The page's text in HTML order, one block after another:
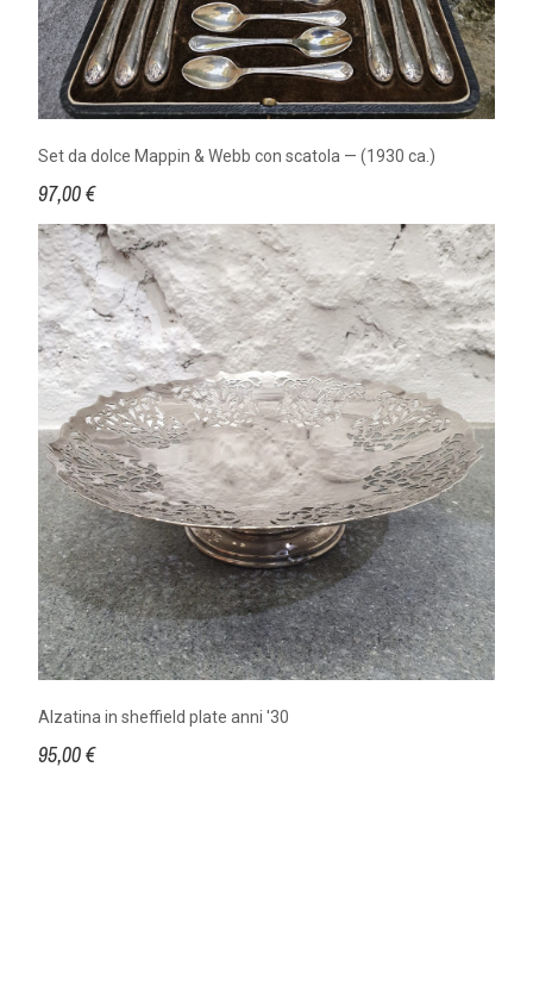
Set da dolce Mappin & Webb con scatola — (1930 ca.)
97,00 €
Alzatina in sheffield plate anni '30
95,00 €